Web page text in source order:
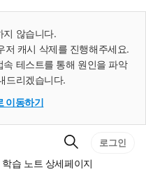
지 않습니다.
저 캐시 삭제를 진행해주세요.
테스트를 통해 원인을 파악
드리겠습니다.
이동하기
검
색
로그인
습 노트 상세페이지